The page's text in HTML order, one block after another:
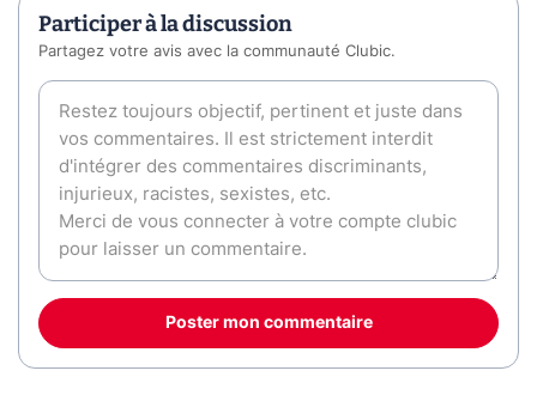
Participer à la discussion
Partagez votre avis avec la communauté Clubic.
Poster mon commentaire